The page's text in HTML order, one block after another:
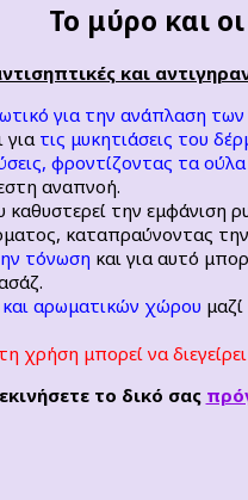
Το μύρο και
και
για την ανάπλαση
για τις μυκητιάσεις του
φροντίζοντας τα
αναπνοή.
την εμφάνιση
καταπραύνοντας
τόνωση και για αυτό
αρωματικών χώρου
χρήση μπορεί να
το δικό σας